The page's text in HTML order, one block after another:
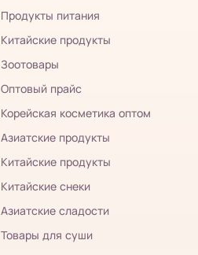
Продукты питания
Китайские продукты
Зоотовары
Оптовый прайс
Корейская косметика оптом
Азиатские продукты
Китайские продукты
Китайские снеки
Азиатские сладости
Товары для суши